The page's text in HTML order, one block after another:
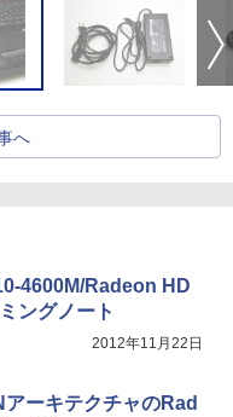
へ
4600M/Radeon HD
ングノート
2012年11月22日
ーキテクチャのRad